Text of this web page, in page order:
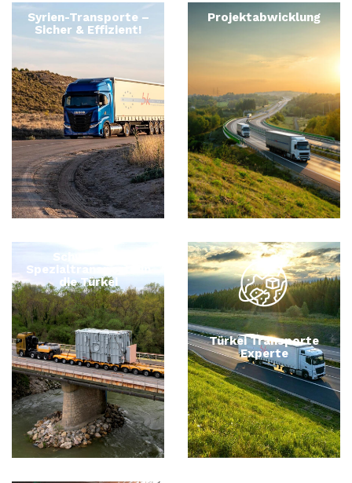
Syrien-Transporte –
Sicher & Effizient!
Projektabwicklung
Schwer und
Spezialtransporte in
die Türkei
Türkei Transporte
Experte